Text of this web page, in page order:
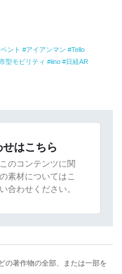
ント アイアンマン
Tello
型モビリティ iino
日経AR
はこちら
のコンテンツに関
素材についてはこ
合わせください。
の著作物の全部、または一部を